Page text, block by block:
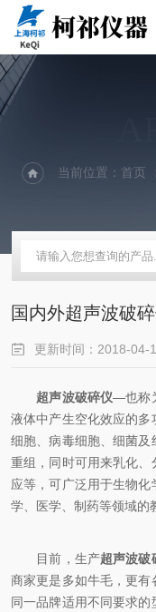
当前位置： 首页
国内外超声波破
更新时间：2018-04-
超声波破碎仪—也称
液体中产生空化效应的多
细胞、病毒细胞、细菌及
重组，同时可用来乳化
应等，可广泛用于生物化
学、医学、制药等领域的
目前，生产超声波破
商家更是多如牛毛，更有
同一品牌适用不同要求